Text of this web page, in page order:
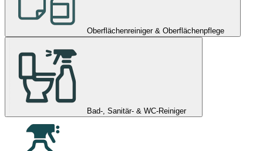
Oberflächenreiniger & Oberflächenpflege
Bad-, Sanitär- & WC-Reiniger